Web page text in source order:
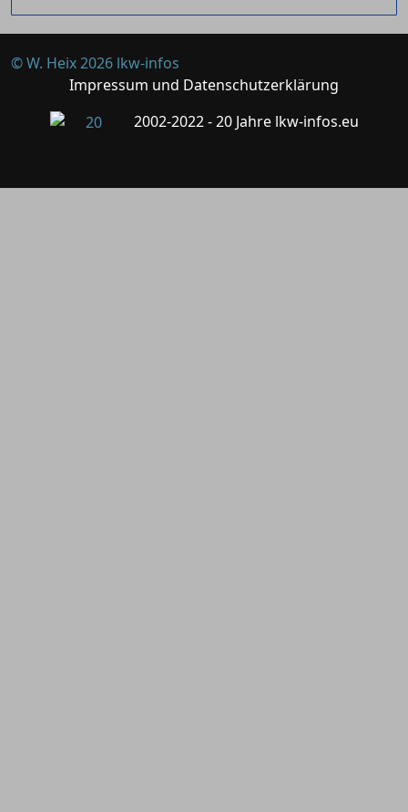
© W. Heix 2026 lkw-infos
Impressum und Datenschutzerklärung
2002-2022 - 20 Jahre lkw-infos.eu